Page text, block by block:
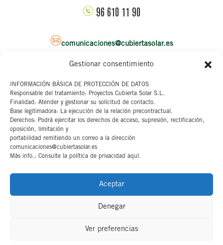
Gestionar consentimiento
INFORMACIÓN BÁSICA DE PROTECCIÓN DE DATOS
Responsable del tratamiento: Proyectos Cubierta Solar S.L.
Finalidad: Atender y gestionar su solicitud de contacto.
Base legitimadora: La ejecución de la relación precontractual.
Derechos: Podrá ejercitar los derechos de acceso, supresión, rectificación,
oposición, limitación y
portabilidad remitiendo un correo a la dirección
comunicaciones@cubiertasolar.es
Más info.: Consulte la política de privacidad aquí.
Aceptar
Denegar
Ver preferencias
96 610 11 90
comunicaciones@cubiertasolar.es
Sede corporativa
C/ Pascual y Genis, 20
4ª planta
46002 Valencia
Aviso legal
Canal interno